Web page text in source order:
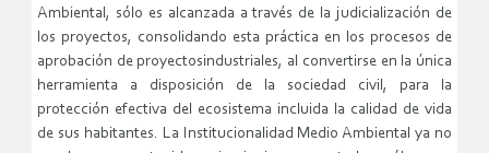
Ambiental, sólo es alcanzada a través de la judicialización de
los proyectos, consolidando esta práctica en los procesos de
aprobación de proyectosindustriales, al convertirse en la única
herramienta a disposición de la sociedad civil, para la
protección efectiva del ecosistema incluida la calidad de vida
de sus habitantes. La Institucionalidad Medio Ambiental ya no